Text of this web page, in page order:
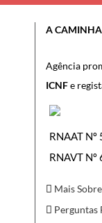
A
Agência
ICNFe
RNAAT
RNAVT Nº
Mais
Perguntas